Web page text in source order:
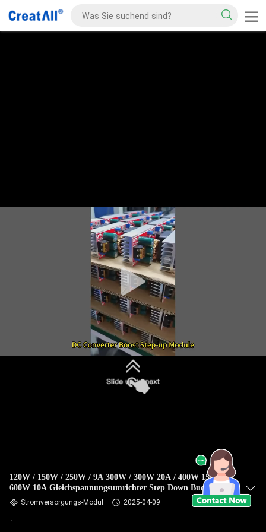
120W / 150W / 250W / 9A 300W / 300W 20A / 400W 15A /
600W 10A Gleichspannungsumrichter Step Down Buck
Stromversorgungsmodul
Stromversorgungs-Modul 2025-04-09